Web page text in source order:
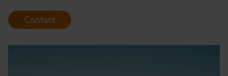
Contact